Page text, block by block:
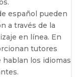
español pueden
a través de la
en línea. En
tutores
los idiomas